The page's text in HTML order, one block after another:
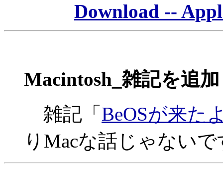
Download --
Macintosh_雑記を追加
雑記「 BeOSが来た
りMacな話じゃない